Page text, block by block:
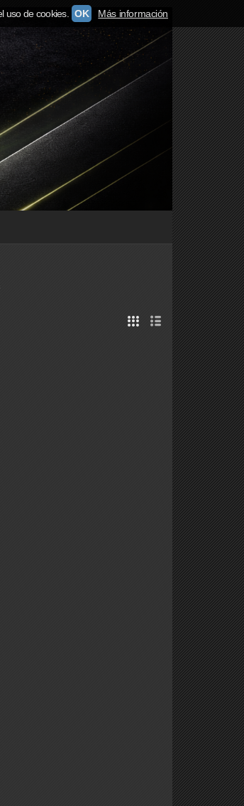
uso de cookies. OK Más información